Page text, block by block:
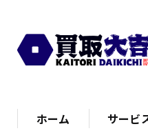
ホーム サービ